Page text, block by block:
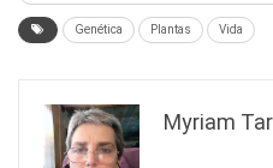
Genética Plantas Vida
Myriam